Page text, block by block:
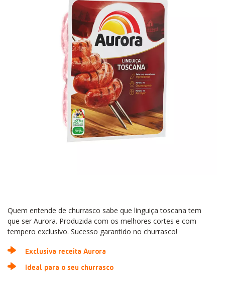
Quem entende de churrasco sabe que linguiça toscana tem
que ser Aurora. Produzida com os melhores cortes e com
tempero exclusivo. Sucesso garantido no churrasco!
Exclusiva receita Aurora
Ideal para o seu churrasco